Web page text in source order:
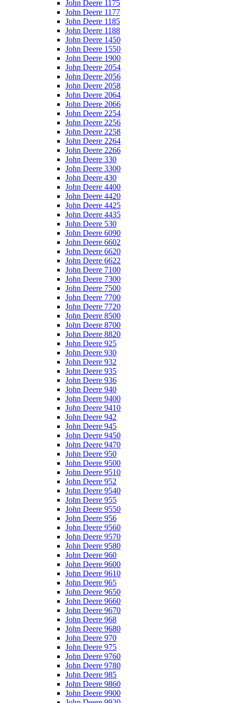
John Deere 1175
John Deere 1177
John Deere 1185
John Deere 1188
John Deere 1450
John Deere 1550
John Deere 1900
John Deere 2054
John Deere 2056
John Deere 2058
John Deere 2064
John Deere 2066
John Deere 2254
John Deere 2256
John Deere 2258
John Deere 2264
John Deere 2266
John Deere 330
John Deere 3300
John Deere 430
John Deere 4400
John Deere 4420
John Deere 4425
John Deere 4435
John Deere 530
John Deere 6090
John Deere 6602
John Deere 6620
John Deere 6622
John Deere 7100
John Deere 7300
John Deere 7500
John Deere 7700
John Deere 7720
John Deere 8500
John Deere 8700
John Deere 8820
John Deere 925
John Deere 930
John Deere 932
John Deere 935
John Deere 936
John Deere 940
John Deere 9400
John Deere 9410
John Deere 942
John Deere 945
John Deere 9450
John Deere 9470
John Deere 950
John Deere 9500
John Deere 9510
John Deere 952
John Deere 9540
John Deere 955
John Deere 9550
John Deere 956
John Deere 9560
John Deere 9570
John Deere 9580
John Deere 960
John Deere 9600
John Deere 9610
John Deere 965
John Deere 9650
John Deere 9660
John Deere 9670
John Deere 968
John Deere 9680
John Deere 970
John Deere 975
John Deere 9760
John Deere 9780
John Deere 985
John Deere 9860
John Deere 9900